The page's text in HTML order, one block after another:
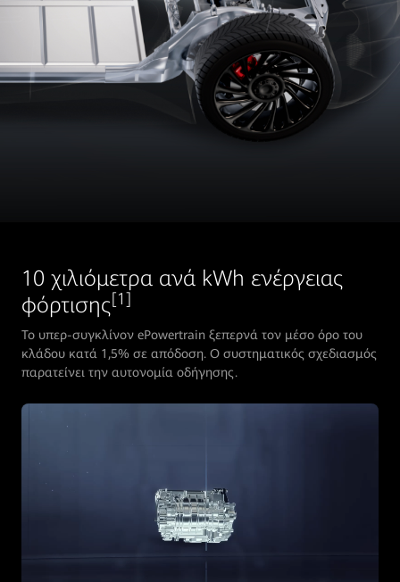
10 χιλιόμετρα ανά kWh ενέργειας
φόρτισης[1]
Το υπερ-συγκλίνον ePowertrain ξεπερνά τον μέσο όρο του
κλάδου κατά 1,5% σε απόδοση. Ο συστηματικός σχεδιασμός
παρατείνει την αυτονομία οδήγησης.